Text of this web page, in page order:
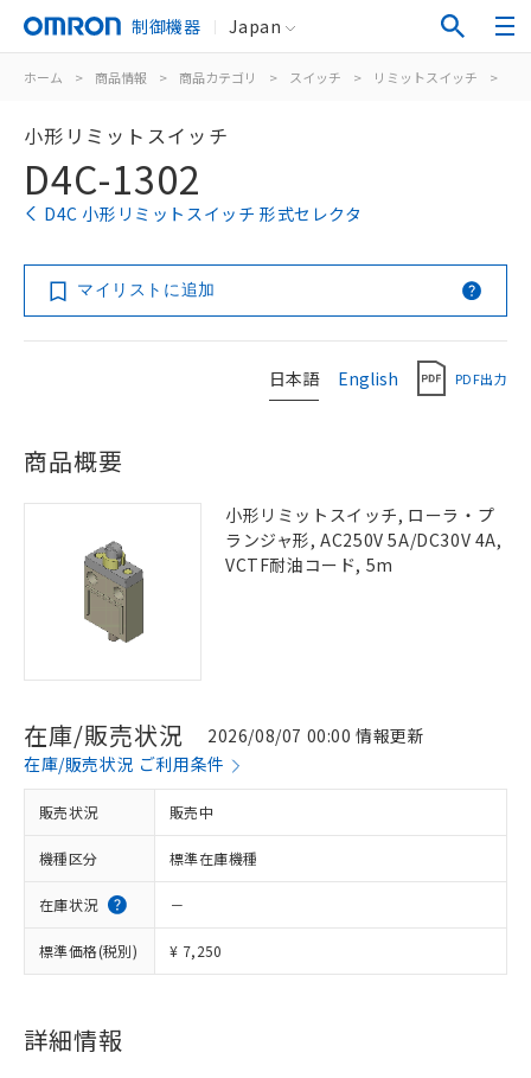
制御機器 Japan
ホーム > 商品情報 > 商品カテゴリ > スイッチ > リミットスイッチ >
小形リミットスイッチ
D4C-1302
D4C 小形リミットスイッチ 形式セレクタ
マイリストに追加
日本語 English PDF出力
商品概要
小形リミットスイッチ, ローラ・プ
ランジャ形, AC250V 5A/DC30V 4A,
VCTF耐油コード, 5m
在庫/販売状況
2026/08/07 00:00 情報更新
在庫/販売状況 ご利用条件
販売状況 販売中
機種区分 標準在庫機種
在庫状況 －
標準価格(税別) ¥ 7,250
詳細情報